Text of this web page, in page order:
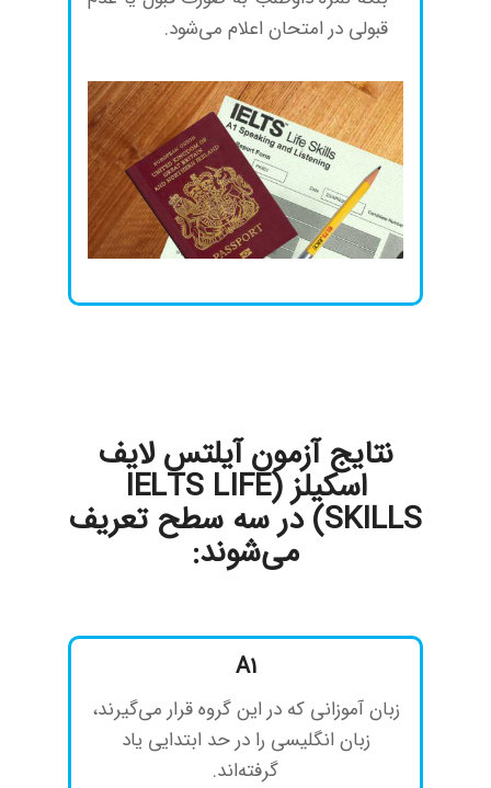
قبولی در امتحان اعلام می‌شود.
نتایج آزمون آیلتس لایف
اسکیلز (IELTS LIFE
SKILLS) در سه سطح تعریف
می‌شوند:
A1
زبان آموزانی که در این گروه قرار می‌گیرند،
زبان انگلیسی را در حد ابتدایی یاد
گرفته‌اند.